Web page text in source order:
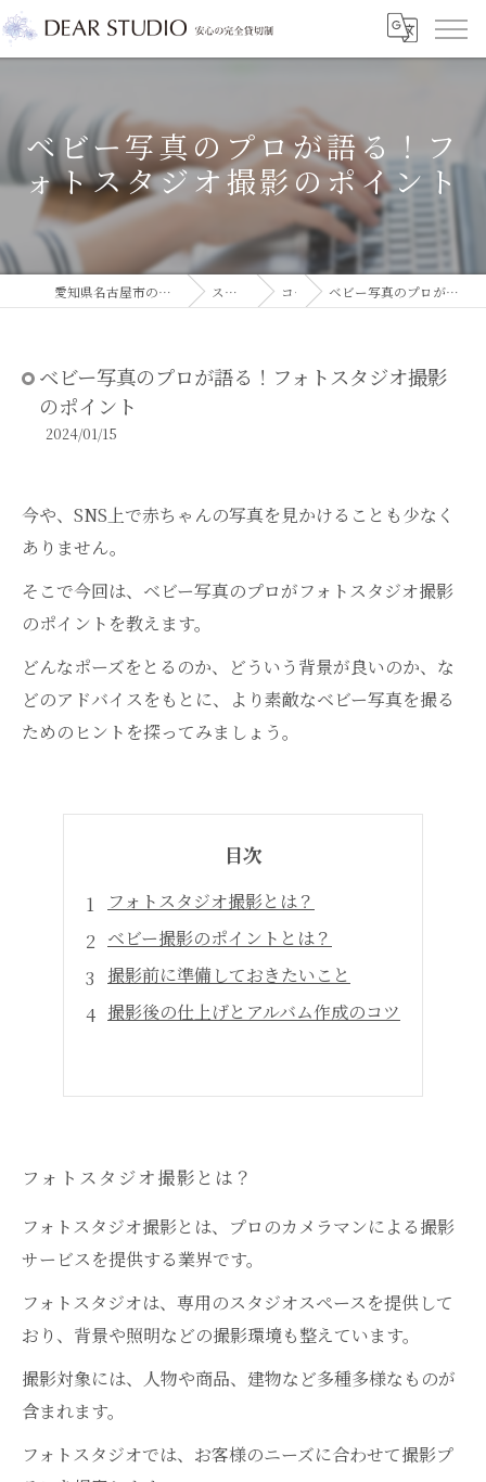
ベビー写真のプロが語る！フ
ォトスタジオ撮影のポイント
愛知県名古屋市のフォトスタジオならDEAR STUDIO スタジオコラム コラム ベビー写真のプロが語る！フォトスタジオ撮影のポイント
ベビー写真のプロが語る！フォトスタジオ撮影
のポイント
2024/01/15
今や、SNS上で赤ちゃんの写真を見かけることも少なく
ありません。
そこで今回は、ベビー写真のプロがフォトスタジオ撮影
のポイントを教えます。
どんなポーズをとるのか、どういう背景が良いのか、な
どのアドバイスをもとに、より素敵なベビー写真を撮る
ためのヒントを探ってみましょう。
目次
フォトスタジオ撮影とは？
ベビー撮影のポイントとは？
撮影前に準備しておきたいこと
撮影後の仕上げとアルバム作成のコツ
フォトスタジオ撮影とは？
フォトスタジオ撮影とは、プロのカメラマンによる撮影
サービスを提供する業界です。
フォトスタジオは、専用のスタジオスペースを提供して
おり、背景や照明などの撮影環境も整えています。
撮影対象には、人物や商品、建物など多種多様なものが
含まれます。
フォトスタジオでは、お客様のニーズに合わせて撮影プ